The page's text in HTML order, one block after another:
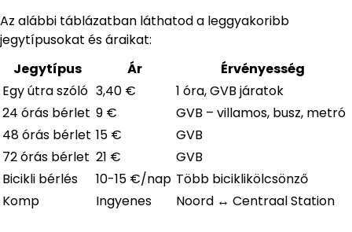
Az alábbi táblázatban láthatod a leggyakoribb
jegytípusokat és áraikat:
Jegytípus
Ár
Érvényesség
Egy útra szóló 3,40 €
1 óra, GVB járatok
24 órás bérlet 9 €
GVB – villamos, busz, metró
48 órás bérlet 15 €
GVB
72 órás bérlet 21 €
GVB
Bicikli bérlés
10-15 €/nap Több biciklikölcsönző
Komp
Ingyenes Noord ↔ Centraal Station